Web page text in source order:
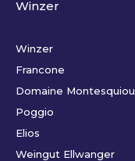
Winzer
Winzer
Francone
Domaine Montesquiou
Poggio
Elios
Weingut Ellwanger